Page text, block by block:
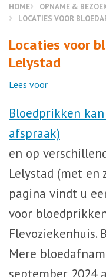
HOME OPNAME &
LOCATIES VOOR
Locaties voor
Lelystad
Lees voor
Bloedprikken
afspraak)
en op
Lelystad (met en
pagina vindt u
voor
Flevoziekenhuis.
Mere
september 2024